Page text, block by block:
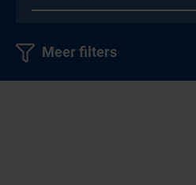
Meer filters